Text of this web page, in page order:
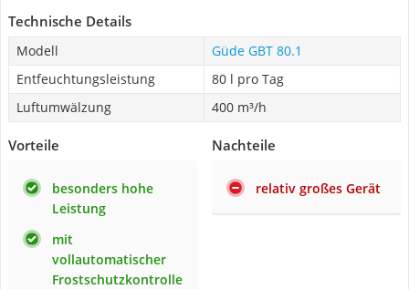
Technische Details
Modell
Güde GBT 80.1
Entfeuchtungsleistung
80 l pro Tag
Luftumwälzung
400 m³/h
Vorteile
besonders hohe
Leistung
mit
vollautomatischer
Frostschutzkontrolle
Nachteile
relativ großes Gerät